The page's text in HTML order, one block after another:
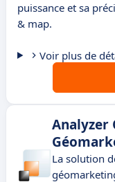
puissance et sa
& map.
Voir plus de
Analyzer
La solution